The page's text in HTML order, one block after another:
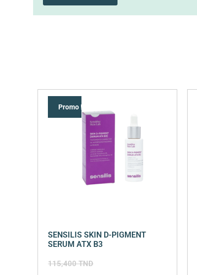
Promo !
SENSILIS SKIN D-PIGMENT
SERUM ATX B3
115,400TND